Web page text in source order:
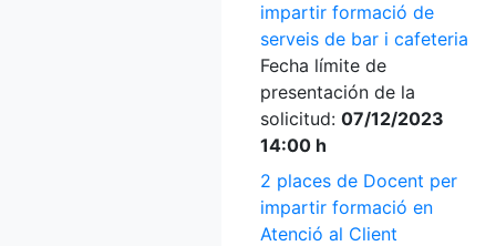
impartir formació de
serveis de bar i cafeteria
Fecha límite de
presentación de la
solicitud: 07/12/2023
14:00 h
2 places de Docent per
impartir formació en
Atenció al Client